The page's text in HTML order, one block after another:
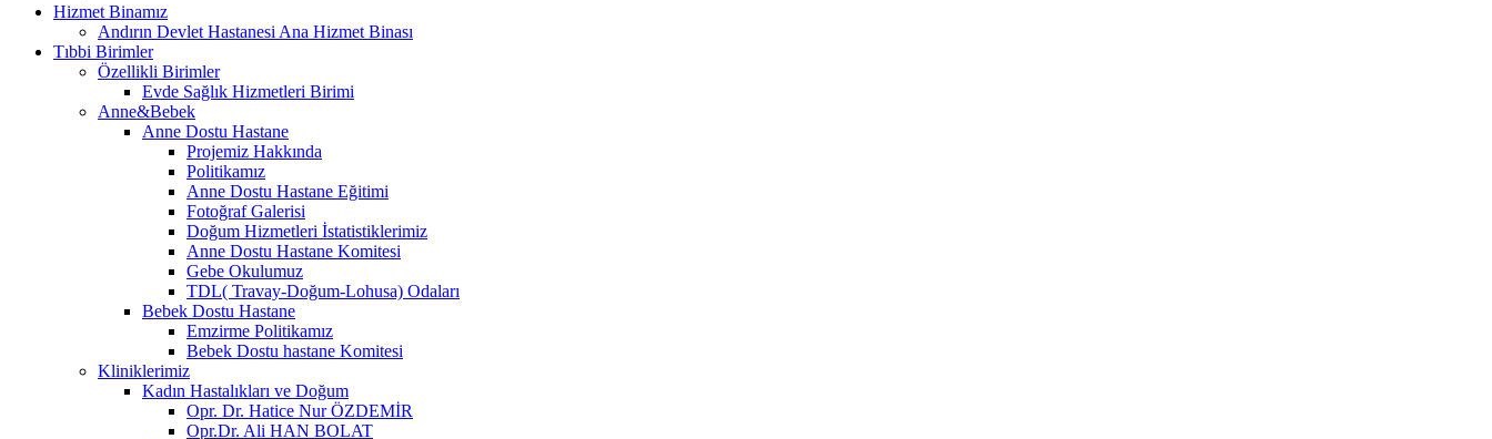
Hizmet Binamız
Andırın Devlet Hastanesi Ana Hizmet Binası
Tıbbi Birimler
Özellikli Birimler
Evde Sağlık Hizmetleri Birimi
Anne&Bebek
Anne Dostu Hastane
Projemiz Hakkında
Politikamız
Anne Dostu Hastane Eğitimi
Fotoğraf Galerisi
Doğum Hizmetleri İstatistiklerimiz
Anne Dostu Hastane Komitesi
Gebe Okulumuz
TDL( Travay-Doğum-Lohusa) Odaları
Bebek Dostu Hastane
Emzirme Politikamız
Bebek Dostu hastane Komitesi
Kliniklerimiz
Kadın Hastalıkları ve Doğum
Opr. Dr. Hatice Nur ÖZDEMİR
Opr.Dr. Ali HAN BOLAT